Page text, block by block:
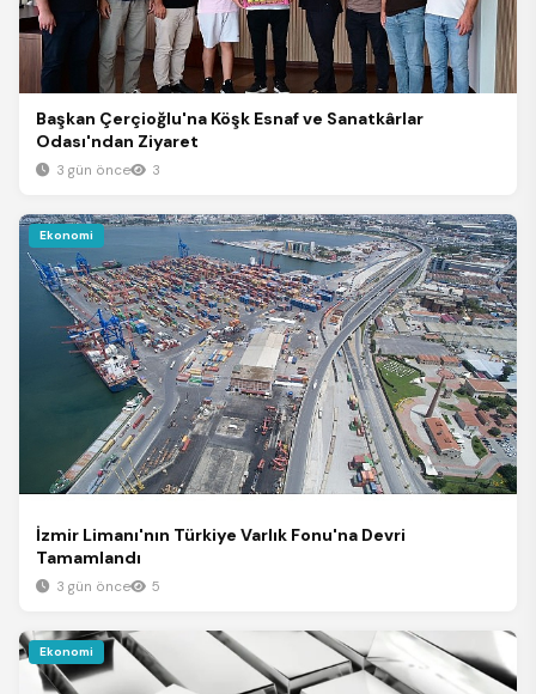
Başkan Çerçioğlu'na Köşk Esnaf ve Sanatkârlar
Odası'ndan Ziyaret
3 gün önce 3
Ekonomi
İzmir Limanı'nın Türkiye Varlık Fonu'na Devri
Tamamlandı
3 gün önce 5
Ekonomi